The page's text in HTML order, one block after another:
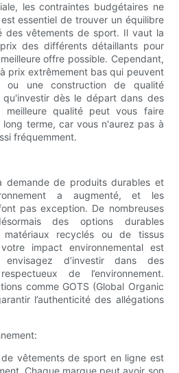
les contraintes budgétaires ne
essentiel de trouver un équilibre
des vêtements de sport. Il vaut la
des différents détaillants pour
offre possible. Cependant,
prix extrêmement bas qui peuvent
ou une construction de qualité
qu'investir dès le départ dans des
qualité peut vous faire
terme, car vous n'aurez pas à
fréquemment.
demande de produits durables et
a augmenté, et les
pas exception. De nombreuses
des options durables
recyclés ou de tissus
impact environnemental est
d’investir dans des
de l’environnement.
comme GOTS (Global Organic
l’authenticité des allégations
de vêtements de sport en ligne est